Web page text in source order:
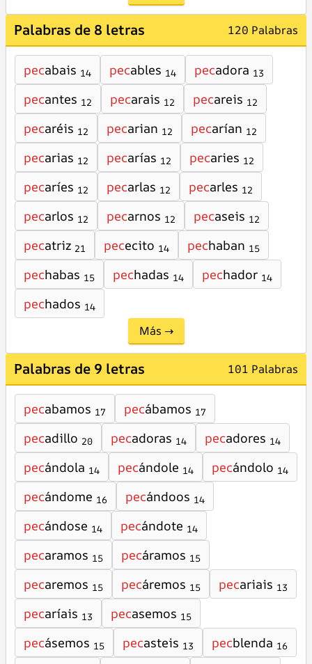
Palabras de 8 letras 120 Palabras
pecabais 14 pecables 14 pecadora 13
pecantes 12 pecarais 12 pecareis 12
pecaréis 12 pecarian 12 pecarían 12
pecarias 12 pecarías 12 pecaries 12
pecaríes 12 pecarlas 12 pecarles 12
pecarlos 12 pecarnos 12 pecaseis 12
pecatriz 21 pececito 14 pechaban 15
pechabas 15 pechadas 14 pechador 14
pechados 14
Más →
Palabras de 9 letras 101 Palabras
pecabamos 17 pecábamos 17
pecadillo 20 pecadoras 14 pecadores 14
pecándola 14 pecándole 14 pecándolo 14
pecándome 16 pecándoos 14
pecándose 14 pecándote 14
pecaramos 15 pecáramos 15
pecaremos 15 pecáremos 15 pecariais 13
pecaríais 13 pecasemos 15
pecásemos 15 pecasteis 13 pecblenda 16